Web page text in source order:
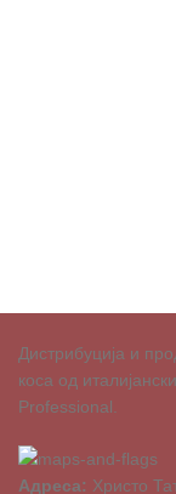
Дистрибуција и
коса од
Professional.
Адреса: Христо